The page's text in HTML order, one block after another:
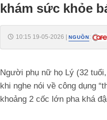
khám sức khỏe
10:15 19-05-2026 | NGUỒN:
Người phụ nữ họ Lý (32
khi nghe nói về công dụng
khoảng 2 cốc lớn pha khá